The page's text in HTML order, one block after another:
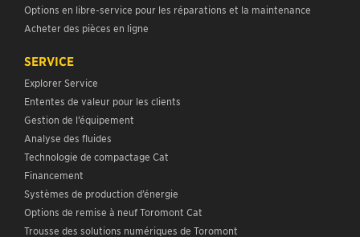
Options en libre-service pour les réparations et la maintenance
Acheter des pièces en ligne
SERVICE
Explorer Service
Ententes de valeur pour les clients
Gestion de l’équipement
Analyse des fluides
Technologie de compactage Cat
Financement
Systèmes de production d’énergie
Options de remise à neuf Toromont Cat
Trousse des solutions numériques de Toromont